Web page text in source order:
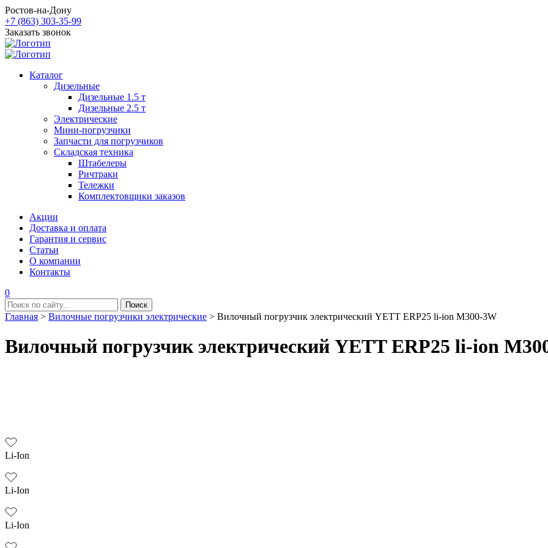
Ростов-на-Дону
+7 (863) 303-35-99
Заказать звонок
Каталог
Дизельные
Дизельные 1.5 т
Дизельные 2.5 т
Электрические
Мини-погрузчики
Запчасти для погрузчиков
Складская техника
Штабелеры
Ричтраки
Тележки
Комплектовщики заказов
Акции
Доставка и оплата
Гарантия и сервис
Статьи
О компании
Контакты
0
Главная > Вилочные погрузчики электрические > Вилочный погрузчик электрический YETT ERP25 li-ion M300-3W
Вилочный погрузчик электрический YETT ERP25 li-ion
Li-Ion
Li-Ion
Li-Ion